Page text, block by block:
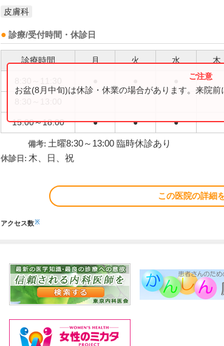
皮膚科
診療/受付時間・休診日
診療時間 月 火 水 木
15:00～18:00 ● ● ●
お盆(8月中旬)は休診・休業の場合があります。来院前
備考: 土曜8:30～13:00 臨時休診あり
休診日: 木、日、祝
この医院の詳細
アクセス数※